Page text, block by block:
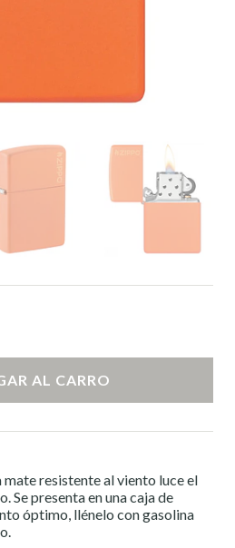
AL CARRO
mate resistente al viento luce el
Se presenta en una caja de
óptimo, llénelo con gasolina